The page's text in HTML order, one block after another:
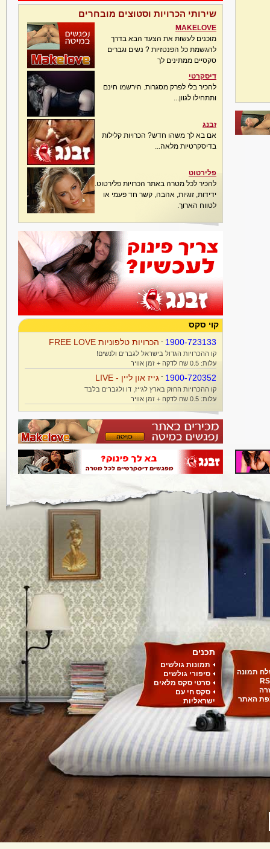
שירותי הכרויות וסטוצים מובחרים
MAKELOVE
מוכנים לעשות את הצעד הבא בדרך
להגשמת כל הפנטזיות ? נשים וגברים
סקסיים ממתינים לך
דיסקרטי
להכיר בלי לפרק מסגרות. הירשמו חינם
ותתחילו לגוון...
זבנג
אם בא לך משהו חדש? הכרויות קלילות
בדיסקרטיות מלאה...
פלירטוט
להכיר לכל מטרה באתר הכרויות פלירטוט.
ידידות, זוגיות, אהבה, קשר חד פעמי או
לטווח הארוך.
קוי סקס
1900-723133
- הכרויות טלפוניות FREE LOVE
קו ההכרויות הגדול בישראל לגברים ולנשים!
עלות: 0.5 שח לדקה + זמן אוויר
1900-720352
- גייז און ליין - LIVE
קו ההכרויות החזק בארץ לגייז, דו ולגברים בלבד
עלות: 0.5 שח לדקה + זמן אוויר
תמונה
האתר
תכנים
תמונות גולשים
סיפורי גולשים
סרטי סקס מלאים
סקס חי עם
ישראליות